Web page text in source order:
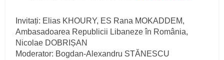
Invitați: Elias KHOURY, ES Rana MOKADDEM,
Ambasadoarea Republicii Libaneze în România,
Nicolae DOBRIȘAN
Moderator: Bogdan-Alexandru STĂNESCU